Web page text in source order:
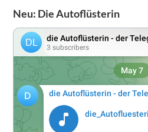
Neu: Die Autoflüsterin